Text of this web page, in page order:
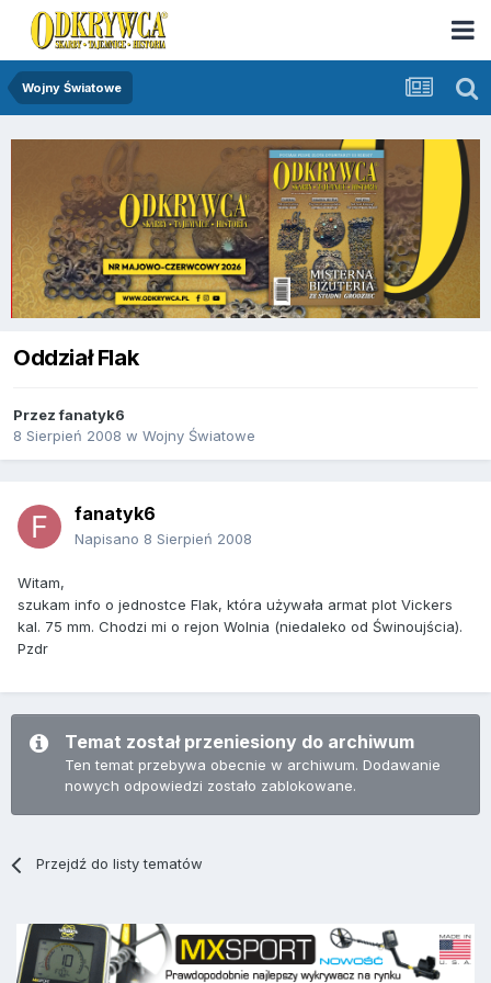
Wojny Światowe
Oddział Flak
Przezfanatyk6
8 Sierpień 2008 w Wojny Światowe
fanatyk6
Napisano 8 Sierpień 2008
Witam,
szukam info o jednostce Flak, która używała armat plot Vickers
kal. 75 mm. Chodzi mi o rejon Wolnia (niedaleko od Świnoujścia).
Pzdr
Temat został przeniesiony do archiwum
Ten temat przebywa obecnie w archiwum. Dodawanie
nowych odpowiedzi zostało zablokowane.
Przejdź do listy tematów